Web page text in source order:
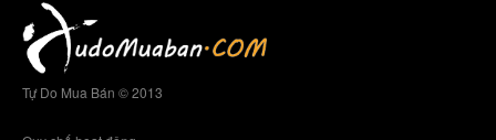
Tự Do Mua Bán © 2013